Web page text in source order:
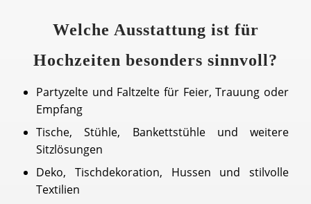
Welche Ausstattung ist für
Hochzeiten besonders sinnvoll?
Partyzelte und Faltzelte für Feier, Trauung oder
Empfang
Tische, Stühle, Bankettstühle und weitere
Sitzlösungen
Deko, Tischdekoration, Hussen und stilvolle
Textilien